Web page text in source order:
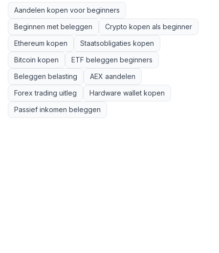
Aandelen kopen voor beginners
Beginnen met beleggen
Crypto kopen als beginner
Ethereum kopen
Staatsobligaties kopen
Bitcoin kopen
ETF beleggen beginners
Beleggen belasting
AEX aandelen
Forex trading uitleg
Hardware wallet kopen
Passief inkomen beleggen